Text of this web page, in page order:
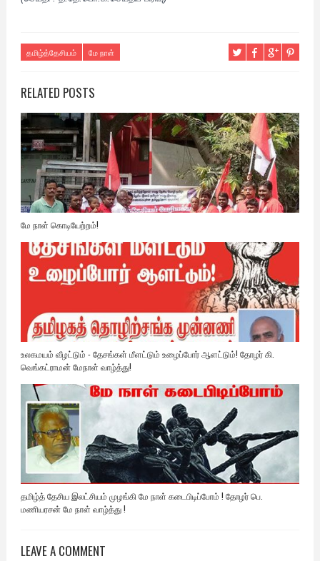
தமிழ்த்தேசியம் மே நாள்
RELATED POSTS
மே நாள் கொடியேற்றம்!
உலகமயம் வீழட்டும் - தேசங்கள் மீளட்டும் உழைப்போர் ஆளட்டும்! தோழர் கி.
வெங்கட்ராமன் மேநாள் வாழ்த்து!
தமிழ்த் தேசிய இலட்சியம் முழங்கி மே நாள் கடைபிடிப்போம் ! தோழர் பெ.
மணியரசன் மே நாள் வாழ்த்து !
LEAVE A COMMENT